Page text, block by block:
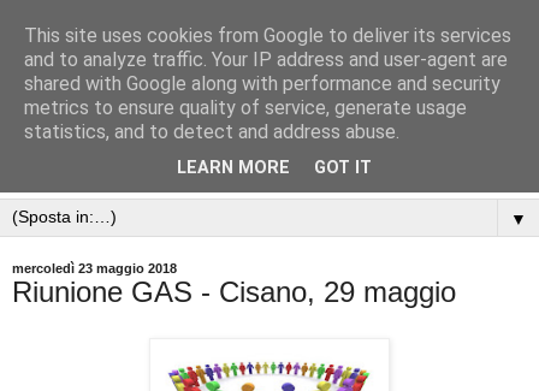
GRUPPO DI ACQUISTO SOLIDALE DELL'AREA BALDO-
▼
mercoledì 23 maggio 2018
Riunione GAS - Cisano, 29 maggio
This site uses cookies from Google to deliver its services
and to analyze traffic. Your IP address and user-agent are
shared with Google along with performance and security
metrics to ensure quality of service, generate usage
statistics, and to detect and address abuse.
LEARN MORE GOT IT